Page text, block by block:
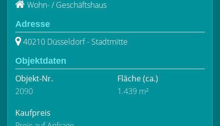
Wohn- / Geschäftshaus
Adresse
40210 Düsseldorf - Stadtmitte
Objektdaten
Objekt-Nr.
2090
Fläche(ca.)
1.439 m²
Kaufpreis